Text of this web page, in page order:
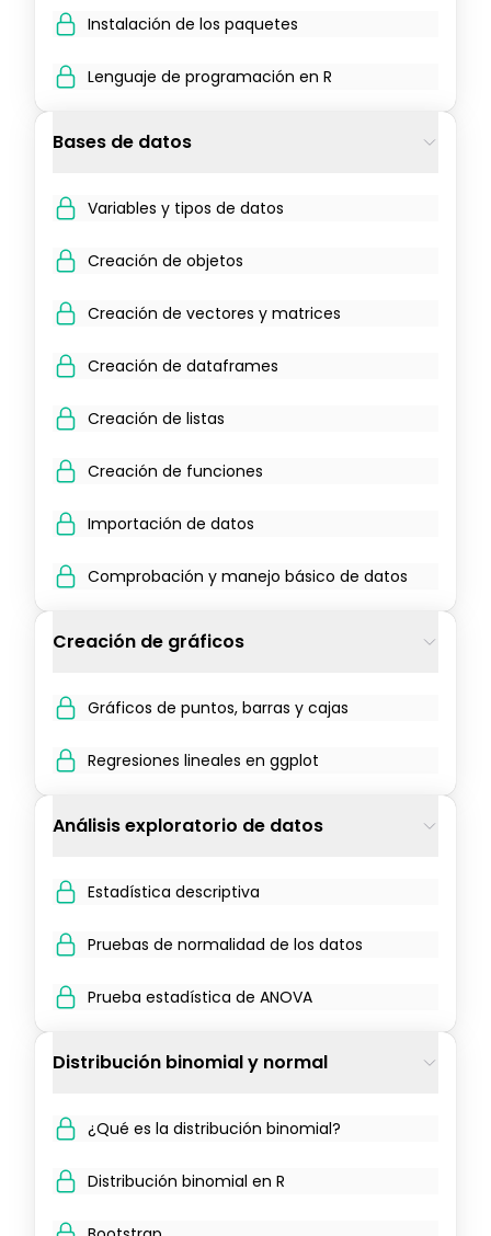
Instalación de los paquetes
Lenguaje de programación en R
Bases de datos
Variables y tipos de datos
Creación de objetos
Creación de vectores y matrices
Creación de dataframes
Creación de listas
Creación de funciones
Importación de datos
Comprobación y manejo básico de datos
Creación de gráficos
Gráficos de puntos, barras y cajas
Regresiones lineales en ggplot
Análisis exploratorio de datos
Estadística descriptiva
Pruebas de normalidad de los datos
Prueba estadística de ANOVA
Distribución binomial y normal
¿Qué es la distribución binomial?
Distribución binomial en R